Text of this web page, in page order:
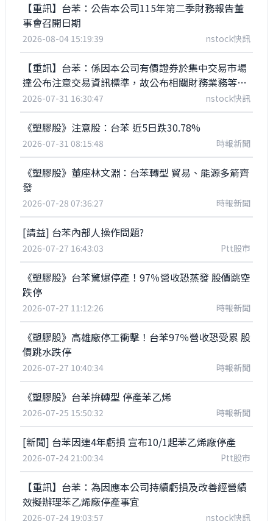
【重訊】台苯：公告本公司115年第二季財務報告董
事會召開日期
2026-08-04 15:19:39 nstock快訊
【重訊】台苯：係因本公司有價證券於集中交易市場
達公布注意交易資訊標準，故公布相關財務業務等重
大訊息，以利投資人區別瞭解
2026-07-31 16:30:47 nstock快訊
《塑膠股》注意股：台苯 近5日跌30.78%
2026-07-31 08:15:48 時報新聞
《塑膠股》董座林文淵：台苯轉型 貿易、能源多箭齊
發
2026-07-28 07:36:27 時報新聞
[請益] 台苯內部人操作問題?
2026-07-27 16:43:03 Ptt股市
《塑膠股》台苯驚爆停產！97％營收恐蒸發 股價跳空
跌停
2026-07-27 11:12:26 時報新聞
《塑膠股》高雄廠停工衝擊！台苯97％營收恐受累 股
價跳水跌停
2026-07-27 10:40:34 時報新聞
《塑膠股》台苯拚轉型 停產苯乙烯
2026-07-25 15:50:32 時報新聞
[新聞] 台苯因連4年虧損 宣布10/1起苯乙烯廠停產
2026-07-24 21:00:34 Ptt股市
【重訊】台苯：為因應本公司持續虧損及改善經營績
效擬辦理苯乙烯廠停產事宜
2026-07-24 19:03:57 nstock快訊